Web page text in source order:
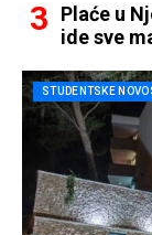
Plaće u
ide sve
STUDENTSKE